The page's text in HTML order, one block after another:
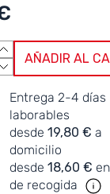
AÑADIR AL
Entrega 2-4 días
laborables
desde19,80 € a
domicilio
desde18,60 €
de recogida